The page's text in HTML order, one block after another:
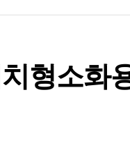
형소화